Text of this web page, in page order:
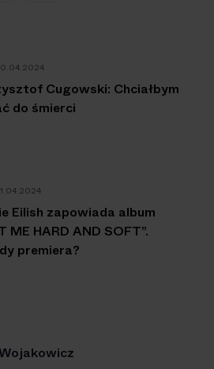
Cugowski: Chciałbym
do śmierci
Eilish zapowiada album
ME HARD AND SOFT”.
premiera?